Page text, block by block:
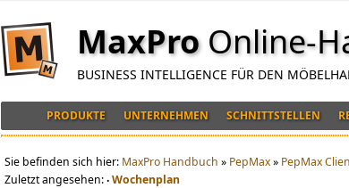
MaxPro Online-
BUSINESS INTELLIGENCE FÜR DEN
PRODUKTE UNTERNEHMEN SCHNITTSTELLEN
Sie befinden sich hier: MaxPro Handbuch » PepMax» PepMax
Zuletzt angesehen: • Wochenplan